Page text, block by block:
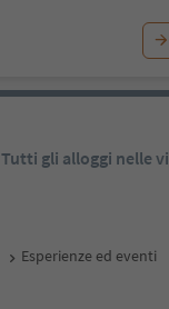
Tutti gli alloggi nelle
Esperienze ed eventi